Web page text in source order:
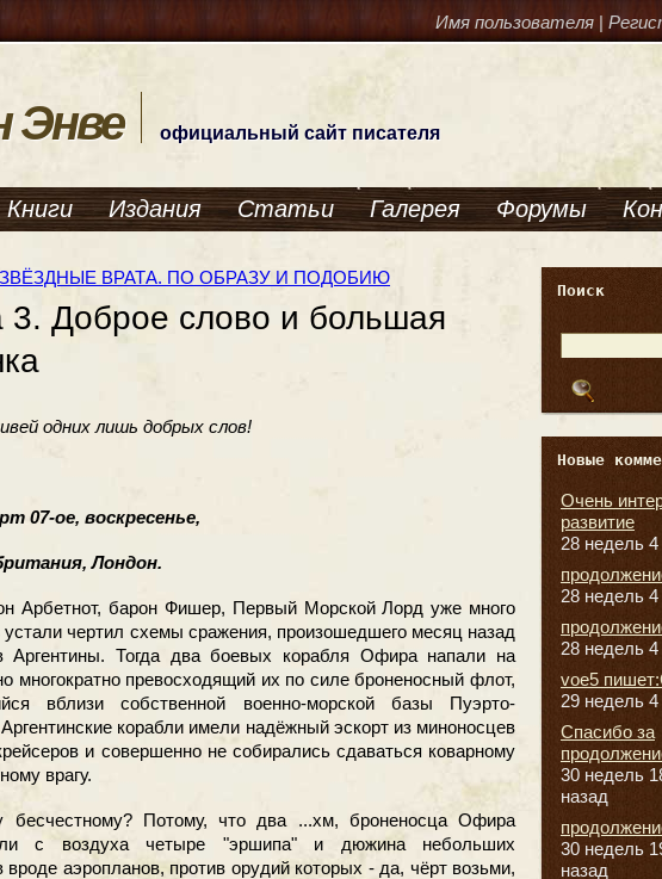
Имя пользователя |
Энве официальный сайт писателя
Книги Издания Статьи Галерея Форумы
ЗВЁЗДНЫЕ ВРАТА. ПО ОБРАЗУ И ПОДОБИЮ
3. Доброе слово и большая
одних лишь добрых слов!
07-ое, воскресенье,
Лондон.
Арбетнот, барон Фишер, Первый Морской Лорд уже много
устали чертил схемы сражения, произошедшего месяц назад
Аргентины. Тогда два боевых корабля Офира напали на
многократно превосходящий их по силе броненосный флот,
вблизи собственной военно-морской базы Пуэрто-
корабли имели надёжный эскорт из миноносцев
и совершенно не собирались сдаваться коварному
врагу.
Потому, что два ...хм, броненосца Офира
с воздуха четыре "эршипа" и дюжина небольших
вроде аэропланов, против орудий которых - да, чёрт возьми,
Поиск
Новые
Очень
развитие
28 недель
28 недель
28 недель
voe5
29 недель
Спасибо за
30 недель
назад
30 недель
назад